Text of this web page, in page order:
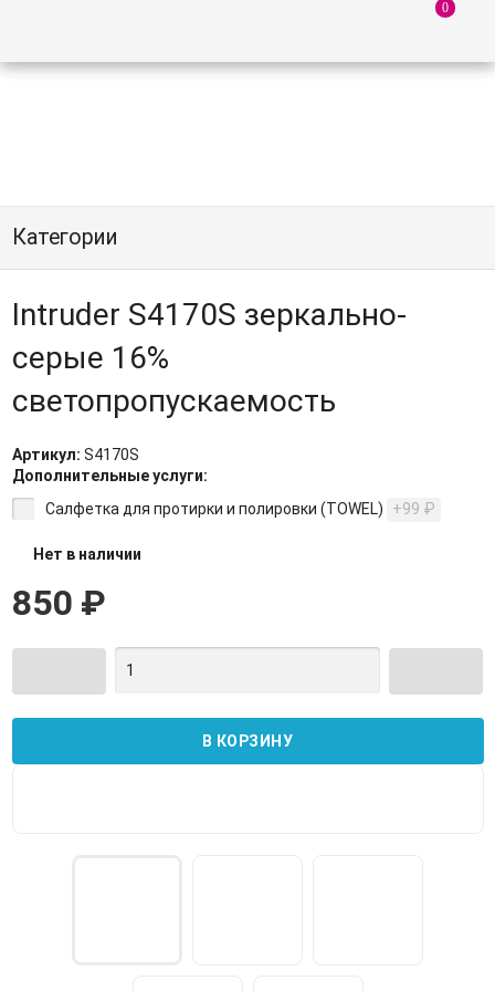
Категории
Intruder S4170S зеркально-
серые 16%
светопропускаемость
Артикул: S4170S
Дополнительные услуги:
Салфетка для протирки и полировки (TOWEL)
+99 ₽
Нет в наличии
850 ₽